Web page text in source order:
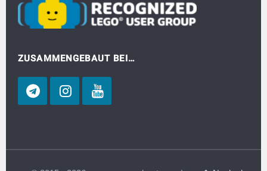
ZUSAMMENGEBAUT BEI…